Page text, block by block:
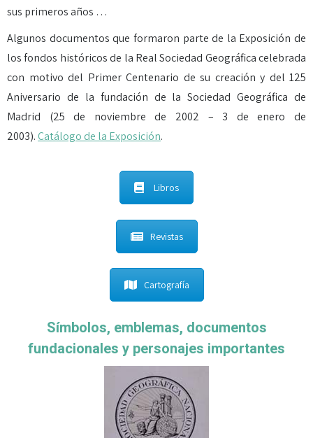
sus primeros años …
Algunos documentos que formaron parte de la Exposición de
los fondos históricos de la Real Sociedad Geográfica celebrada
con motivo del Primer Centenario de su creación y del 125
Aniversario de la fundación de la Sociedad Geográfica de
Madrid (25 de noviembre de 2002 – 3 de enero de
2003).Catálogo de la Exposición.
Libros
Revistas
Cartografía
Símbolos, emblemas, documentos
fundacionales y personajes importantes